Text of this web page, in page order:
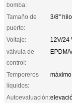
bomba:
Tamaño de
puerto:
3/8"
Voltaje:
12V/24
válvula de
control:
EPDM/
Temporeros
líquidos:
Autoevaluación: